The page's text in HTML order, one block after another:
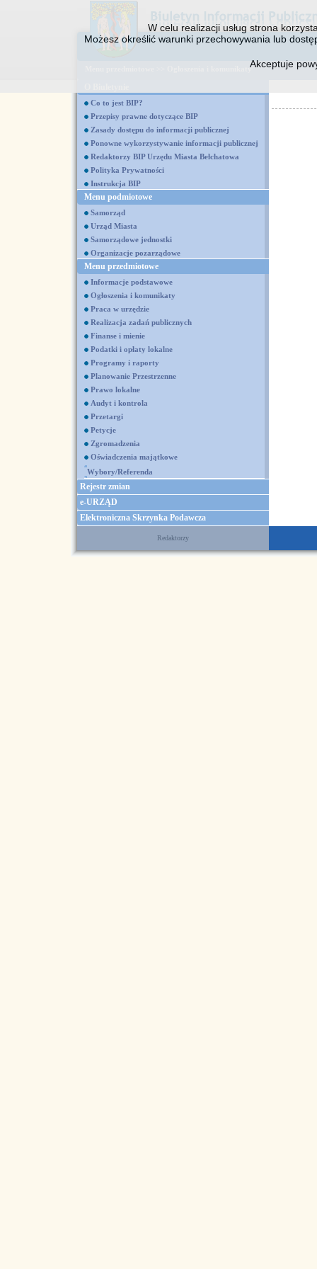
W celu realizacji usług strona
Możesz określić warunki przechowywania lub
Akceptuje
Ogłoszenia i komunikaty
Co to jest BIP?
Przepisy prawne dotyczące BIP
Zasady dostępu do informacji publicznej
Ponowne wykorzystywanie informacji publicznej
Redaktorzy BIP Urzędu Miasta Bełchatowa
Polityka Prywatności
Instrukcja BIP
Menu podmiotowe
Samorząd
Urząd Miasta
Samorządowe jednostki
Organizacje pozarządowe
Menu przedmiotowe
Informacje podstawowe
Ogłoszenia i komunikaty
Praca w urzędzie
Realizacja zadań publicznych
Finanse i mienie
Podatki i opłaty lokalne
Programy i raporty
Planowanie Przestrzenne
Prawo lokalne
Audyt i kontrola
Przetargi
Petycje
Zgromadzenia
Oświadczenia majątkowe
Wybory/Referenda
Rejestr zmian
e-URZĄD
Elektroniczna Skrzynka Podawcza
Redaktorzy